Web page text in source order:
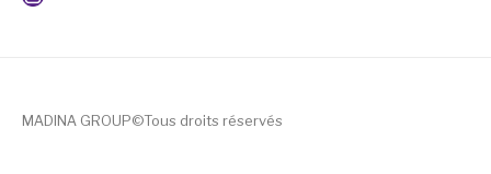
MADINA GROUP©Tous droits réservés